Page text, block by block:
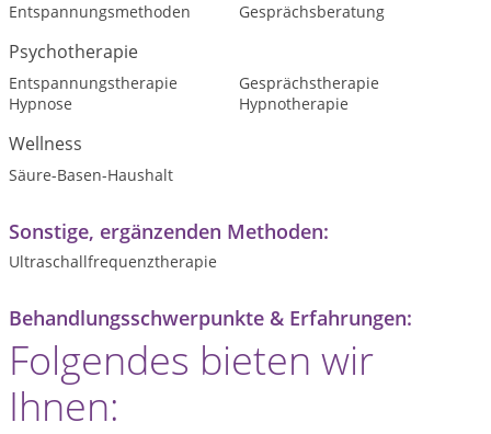
Entspannungsmethoden Gesprächsberatung
Psychotherapie
Entspannungstherapie
Gesprächstherapie
Hypnose
Hypnotherapie
Wellness
Säure-Basen-Haushalt
Sonstige, ergänzenden Methoden:
Ultraschallfrequenztherapie
Behandlungsschwerpunkte & Erfahrungen:
Folgendes bieten wir
Ihnen: